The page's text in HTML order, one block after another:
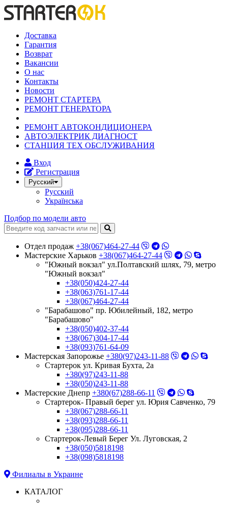
Доставка
Гарантия
Возврат
Вакансии
О нас
Контакты
Новости
РЕМОНТ СТАРТЕРА
РЕМОНТ ГЕНЕРАТОРА
РЕМОНТ АВТОКОНДИЦИОНЕРА
АВТОЭЛЕКТРИК ДИАГНОСТ
СТАНЦИЯ ТЕХ ОБСЛУЖИВАНИЯ
Вход
Регистрация
Русский
Русский
Українська
Подбор по модели авто
Отдел продаж +38(067)464-27-44
Мастерские Харьков +38(067)464-27-44
"Южный вокзал" ул.Полтавский шлях, 79, метро
"Южный вокзал"
+38(050)424-27-44
+38(063)761-17-44
+38(067)464-27-44
"Барабашово" пр. Юбилейный, 182, метро
"Барабашово"
+38(050)402-37-44
+38(067)304-17-44
+38(093)761-64-09
Мастерская Запорожье +380(97)243-11-88
Стартерок ул. Кривая Бухта, 2а
+380(97)243-11-88
+38(050)243-11-88
Мастерские Днепр +380(67)288-66-11
Стартерок- Правый берег ул. Юрия Савченко, 79
+38(067)288-66-11
+38(093)288-66-11
+38(095)288-66-11
Стартерок-Левый Берег Ул. Луговская, 2
+38(050)5818198
+38(098)5818198
Филиалы в Украине
КАТАЛОГ